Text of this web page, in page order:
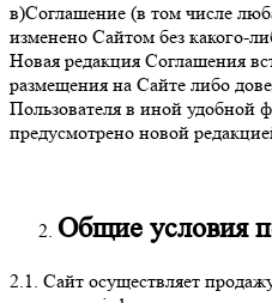
в)Соглашение (в том числе
изменено Сайтом без какого-
Новая редакция Соглашения
размещения на Сайте либо
Пользователя в иной удобной
предусмотрено новой
Общие условия
2.1. Сайт осуществляет